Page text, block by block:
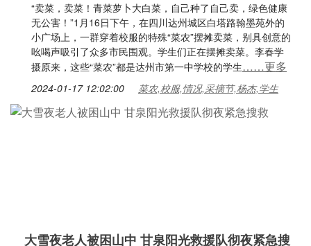
“卖菜，卖菜！青菜萝卜大白菜，自己种了自己卖，绿色健康
无公害！”1月16日下午，在四川达州城区白塔路翰墨苑外的
小广场上，一群穿着校服的特殊“菜农”摆摊卖菜，别具创意的
吆喝声吸引了众多市民围观。学生们正在摆摊卖菜。李春学
摄原来，这些“菜农”都是达州市第一中学校的学生……更多
2024-01-17 12:02:00 菜农,校服,情况,采摘节,杨杰,学生
大雪夜老人被困山中 甘泉阳光救援队彻夜紧急搜